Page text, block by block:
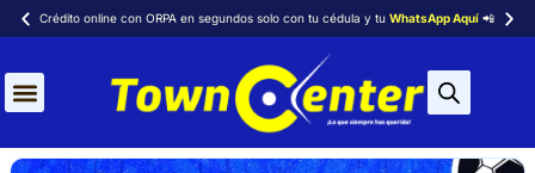
Crédito online con ORPA en segundos solo con tu cédula y tuWhatsApp Aquí 📲